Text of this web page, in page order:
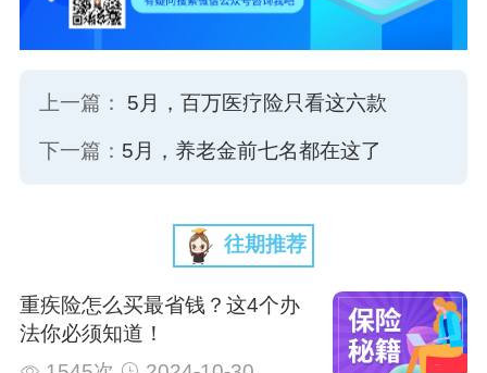
上一篇： 5月，百万医疗险只看这六款
下一篇： 5月，养老金前七名都在这了
往期推荐
重疾险怎么买最省钱？这4个办
法你必须知道！